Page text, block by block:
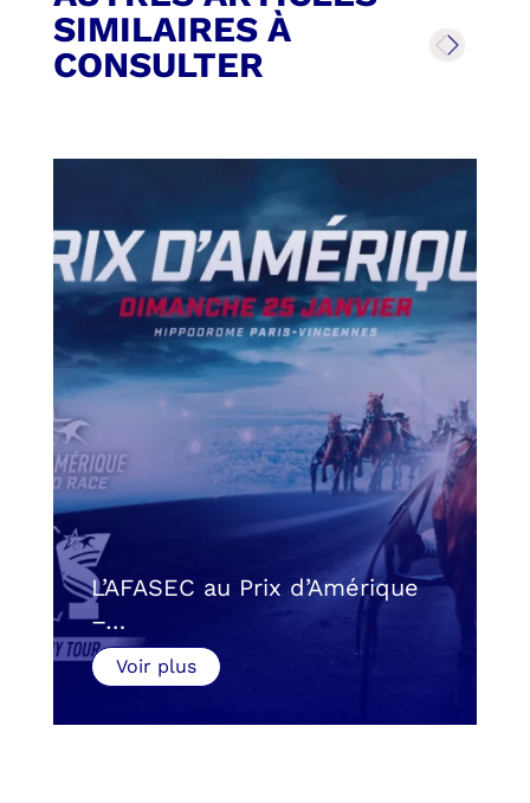
SIMILAIRES À
CONSULTER
L’AFASEC au Prix d’Amérique
–…
Voir plus